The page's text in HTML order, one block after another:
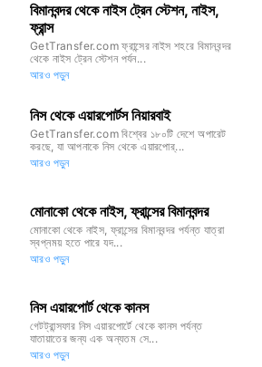
বিমানবন্দর থেকে নাইস ট্রেন স্টেশন, নাইস,
ফ্রান্স
GetTransfer.com ফ্রান্সের নাইস শহরে বিমানবন্দর
থেকে নাইস ট্রেন স্টেশন পর্যন...
আরও পড়ুন
নিস থেকে এয়ারপোর্টস নিয়ারবাই
GetTransfer.com বিশ্বের ১৮০টি দেশে অপারেট
করছে, যা আপনাকে নিস থেকে এয়ারপোর্...
আরও পড়ুন
মোনাকো থেকে নাইস, ফ্রান্সের বিমানবন্দর
মোনাকো থেকে নাইস, ফ্রান্সের বিমানবন্দর পর্যন্ত যাত্রা
স্বপ্নময় হতে পারে যদ...
আরও পড়ুন
নিস এয়ারপোর্ট থেকে কানস
গেটট্রান্সফার নিস এয়ারপোর্টে থেকে কানস পর্যন্ত
যাতায়াতের জন্য এক অন্যতম সে...
আরও পড়ুন